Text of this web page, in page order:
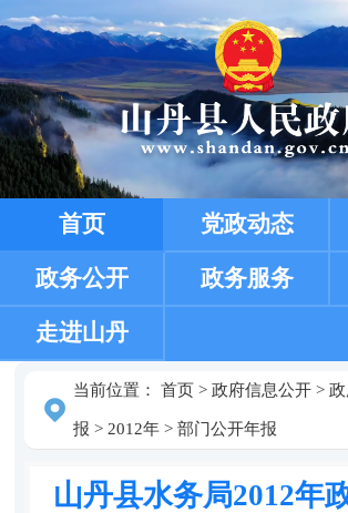
首页 党政动态
政务公开 政务服务
走进山丹
当前位置： 首页> 政府信息公开>
报 > 2012年> 部门公开年报
山丹县水务局2012年